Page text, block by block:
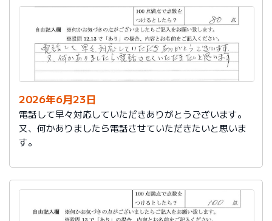
2026年6月23日
電話して早々対応していただきありがとうございます。
又、何かありましたら電話させていただきたいと思いま
す。